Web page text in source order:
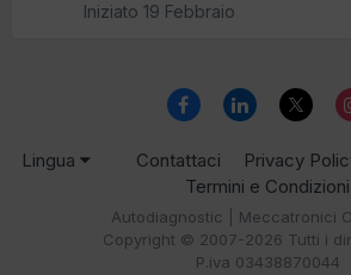
Iniziato 19 Febbraio
Lingua Contattaci Privacy
Termini e Condizioni
Autodiagnostic | Meccatronici
Copyright © 2007-2026 Tutti i
P.iva 03438870044